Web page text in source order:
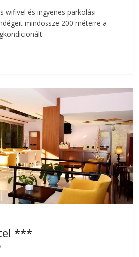
wifivel és ingyenes parkolási
mindössze 200 méterre a
***